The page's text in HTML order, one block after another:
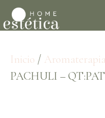
Inicio / Aromaterapia
PACHULI –